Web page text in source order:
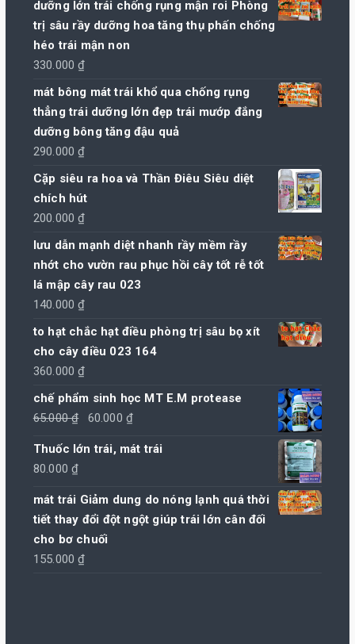
dưỡng lớn trái chống rụng mận roi Phòng
trị sâu rầy dưỡng hoa tăng thụ phấn chống
héo trái mận non
330.000₫
mát bông mát trái khổ qua chống rụng
thẳng trái dưỡng lớn đẹp trái mướp đắng
dưỡng bông tăng đậu quả
290.000₫
Cặp siêu ra hoa và Thần Điêu Siêu diệt
chích hút
200.000₫
lưu dẫn mạnh diệt nhanh rầy mềm rầy
nhớt cho vườn rau phục hồi cây tốt rễ tốt
lá mập cây rau 023
140.000₫
to hạt chắc hạt điều phòng trị sâu bọ xít
cho cây điều 023 164
360.000₫
chế phẩm sinh học MT E.M protease
65.000₫
Giá
là:
60.000 ₫
tại
60.000 ₫.
Thuốc lớn trái, mát trái
80.000₫
mát trái Giảm dung do nóng lạnh quá thời
tiết thay đổi đột ngột giúp trái lớn cân đối
cho bơ chuối
155.000₫